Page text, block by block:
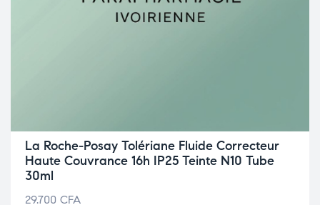
La Roche-Posay Tolériane Fluide Correcteur
Haute Couvrance 16h IP25 Teinte N10 Tube
30ml
29.700 CFA